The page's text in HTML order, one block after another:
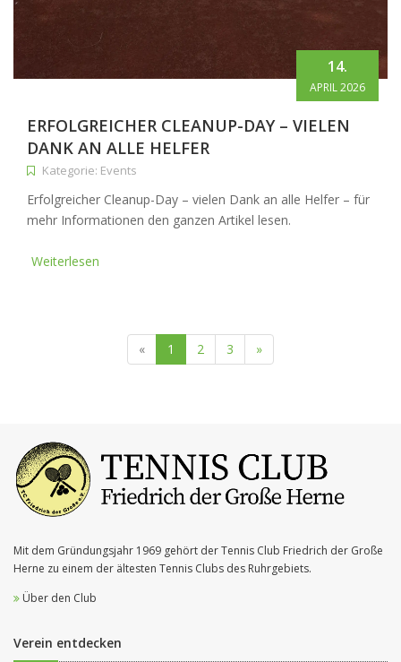
14.
APRIL 2026
ERFOLGREICHER CLEANUP-DAY – VIELEN
DANK AN ALLE HELFER
Kategorie: Events
Erfolgreicher Cleanup-Day – vielen Dank an alle Helfer – für
mehr Informationen den ganzen Artikel lesen.
Weiterlesen
« 1 (current)
2 3 »
Mit dem Gründungsjahr 1969 gehört der Tennis Club Friedrich der Große
Herne zu einem der ältesten Tennis Clubs des Ruhrgebiets.
Über den Club
Verein entdecken